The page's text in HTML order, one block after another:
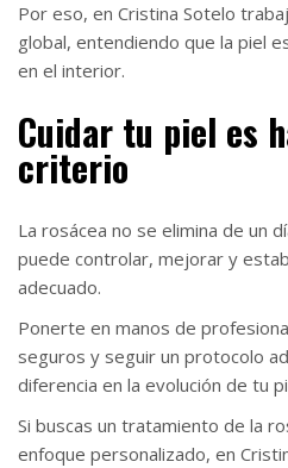
Por eso, en Cristina Sotelo
global, entendiendo que la piel
en el interior.
Cuidar tu piel es
criterio
La rosácea no se elimina de un
puede controlar, mejorar y
adecuado.
Ponerte en manos de
seguros y seguir un protocolo
diferencia en la evolución de tu
Si buscas un tratamiento de la
enfoque personalizado, en